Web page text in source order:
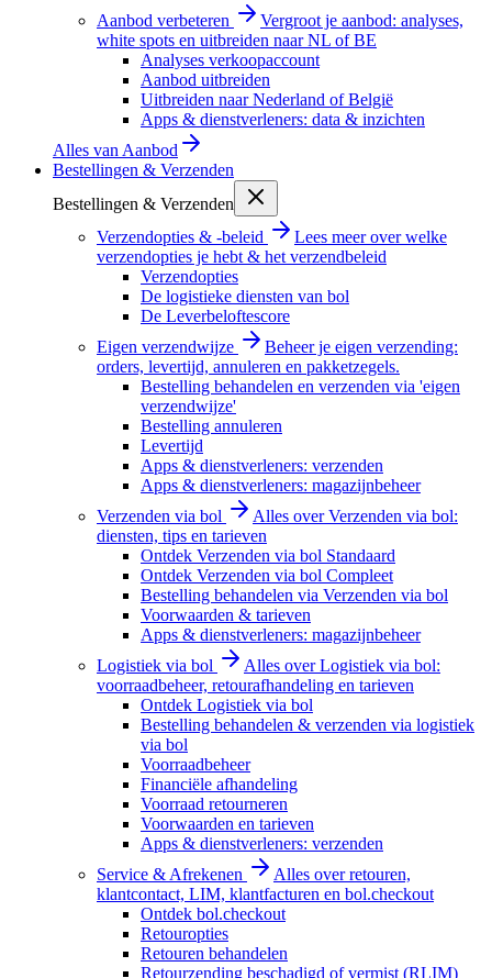
Aanbod verbeteren
Vergroot je aanbod: analyses,
white spots en uitbreiden naar NL of BE
Analyses verkoopaccount
Aanbod uitbreiden
Uitbreiden naar Nederland of België
Apps & dienstverleners: data & inzichten
Alles van Aanbod
Bestellingen & Verzenden
Bestellingen & Verzenden
Verzendopties & -beleid
Lees meer over welke
verzendopties je hebt & het verzendbeleid
Verzendopties
De logistieke diensten van bol
De Leverbeloftescore
Eigen verzendwijze
Beheer je eigen verzending:
orders, levertijd, annuleren en pakketzegels.
Bestelling behandelen en verzenden via 'eigen
verzendwijze'
Bestelling annuleren
Levertijd
Apps & dienstverleners: verzenden
Apps & dienstverleners: magazijnbeheer
Verzenden via bol
Alles over Verzenden via bol:
diensten, tips en tarieven
Ontdek Verzenden via bol Standaard
Ontdek Verzenden via bol Compleet
Bestelling behandelen via Verzenden via bol
Voorwaarden & tarieven
Apps & dienstverleners: magazijnbeheer
Logistiek via bol
Alles over Logistiek via bol:
voorraadbeheer, retourafhandeling en tarieven
Ontdek Logistiek via bol
Bestelling behandelen & verzenden via logistiek
via bol
Voorraadbeheer
Financiële afhandeling
Voorraad retourneren
Voorwaarden en tarieven
Apps & dienstverleners: verzenden
Service & Afrekenen
Alles over retouren,
klantcontact, LIM, klantfacturen en bol.checkout
Ontdek bol.checkout
Retouropties
Retouren behandelen
Retourzending beschadigd of vermist (RLIM)